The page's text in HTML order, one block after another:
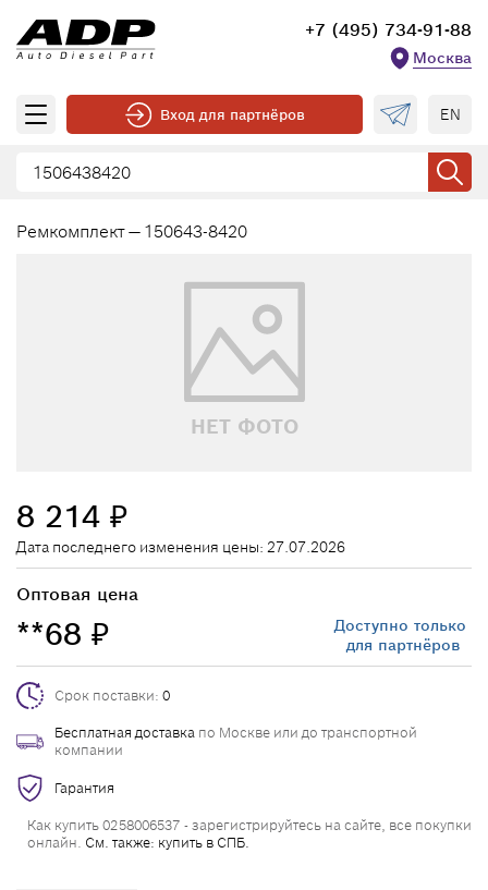
+7 (495) 734-91-88
Москва
Вход для партнёров EN
Ремкомплект — 150643-8420
НЕТ ФОТО
8 214 ₽
Дата последнего изменения цены: 27.07.2026
Оптовая цена
**68 ₽
Доступно только
для партнёров
Срок поставки: 0
Бесплатная доставка по Москве или до транспортной
компании
Гарантия
Как купить 0258006537 - зарегистрируйтесь на сайте, все покупки
онлайн. См. также: купить в СПБ.